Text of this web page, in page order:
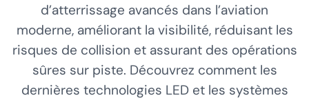
d’atterrissage avancés dans l’aviation
moderne, améliorant la visibilité, réduisant les
risques de collision et assurant des opérations
sûres sur piste. Découvrez comment les
dernières technologies LED et les systèmes